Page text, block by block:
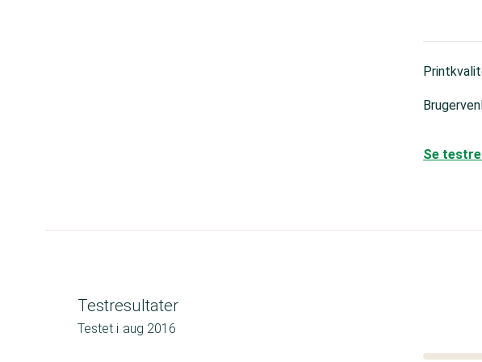
Se
Testresultater
Testet i aug 2016